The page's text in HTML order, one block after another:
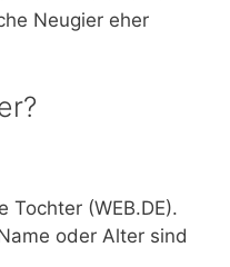
Neugier eher
Tochter (WEB.DE).
oder Alter sind